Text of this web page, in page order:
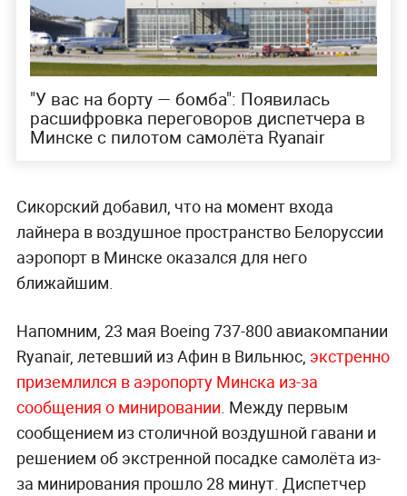
"У вас на борту — бомба": Появилась
расшифровка переговоров диспетчера в
Минске с пилотом самолёта Ryanair
Сикорский добавил, что на момент входа
лайнера в воздушное пространство Белоруссии
аэропорт в Минске оказался для него
ближайшим.
Напомним, 23 мая Boeing 737-800 авиакомпании
Ryanair, летевший из Афин в Вильнюс, экстренно
приземлился в аэропорту Минска из-за
сообщения о минировании. Между первым
сообщением из столичной воздушной гавани и
решением об экстренной посадке самолёта из-
за минирования прошло 28 минут. Диспетчер